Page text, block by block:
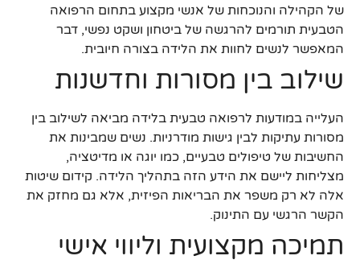
של הקהילה והנוכחות של אנשי מקצוע בתחום הרפואה
הטבעית תורמים להרגשה של ביטחון ושקט נפשי, דבר
המאפשר לנשים לחוות את הלידה בצורה חיובית.
שילוב בין מסורות וחדשנות
העלייה במודעות לרפואה טבעית בלידה מביאה לשילוב בין
מסורות עתיקות לבין גישות מודרניות. נשים שמבינות את
החשיבות של טיפולים טבעיים, כמו יוגה או מדיטציה,
מצליחות ליישם את הידע הזה בתהליך הלידה. קידום שיטות
אלה לא רק משפר את הבריאות הפיזית, אלא גם מחזק את
הקשר הרגשי עם התינוק.
תמיכה מקצועית וליווי אישי